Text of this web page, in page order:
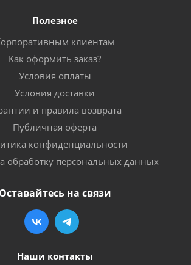
Полезное
клиентам
Как оформить заказ?
Условия оплаты
Условия доставки
и правила возврата
Публичная оферта
конфиденциальности
обработку персональных данных
Оставайтесь на связи
Наши контакты